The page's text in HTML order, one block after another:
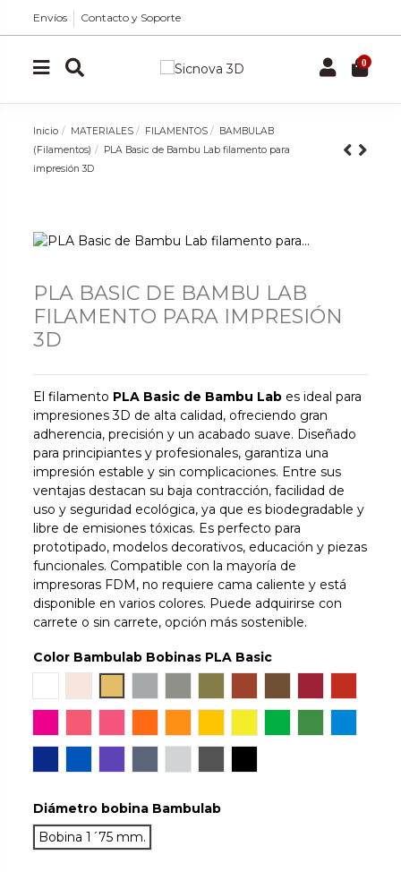
Envíos Contacto y Soporte
0
Inicio MATERIALES FILAMENTOS
BAMBULAB
(Filamentos)
PLA Basic de Bambu Lab filamento para
impresión 3D
PLA BASIC DE BAMBU LAB
FILAMENTO PARA IMPRESIÓN
3D
El filamento PLA Basic de Bambu Lab es ideal para
impresiones 3D de alta calidad, ofreciendo gran
adherencia, precisión y un acabado suave. Diseñado
para principiantes y profesionales, garantiza una
impresión estable y sin complicaciones. Entre sus
ventajas destacan su baja contracción, facilidad de
uso y seguridad ecológica, ya que es biodegradable y
libre de emisiones tóxicas. Es perfecto para
prototipado, modelos decorativos, educación y piezas
funcionales. Compatible con la mayoría de
impresoras FDM, no requiere cama caliente y está
disponible en varios colores. Puede adquirirse con
carrete o sin carrete, opción más sostenible.
Color Bambulab Bobinas PLA Basic
Diámetro bobina Bambulab
Bobina 1´75 mm.